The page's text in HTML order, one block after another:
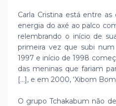
Carla Cristina está entre
energia do axé ao palco
relembrando o início de
primeira vez que subi
1997 e início de 1998
das meninas que fariam
[...], e em 2000, ‘Xibom
O grupo Tchakabum não